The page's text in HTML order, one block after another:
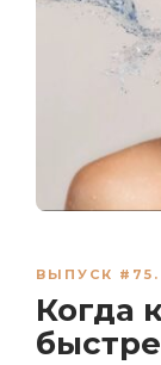
ВЫПУСК
Когда